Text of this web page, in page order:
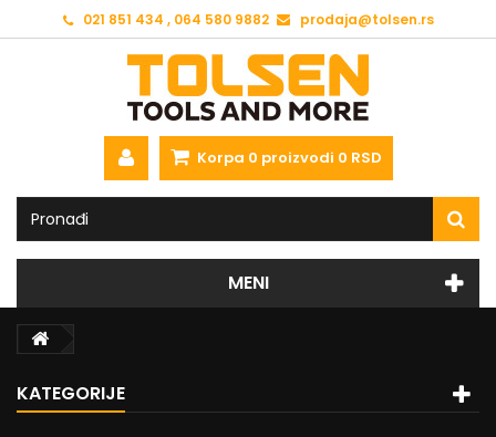
021 851 434 , 064 580 9882 prodaja@tolsen.rs
Korpa 0 proizvodi 0 RSD
MENI
KATEGORIJE